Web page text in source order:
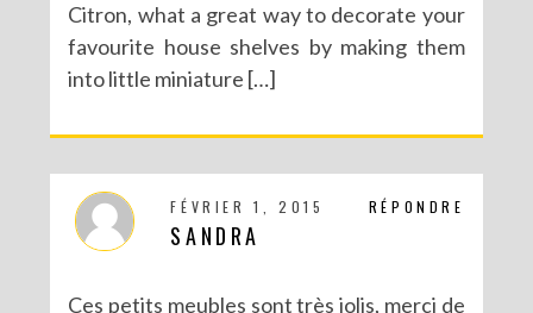
Citron, what a great way to decorate your
favourite house shelves by making them
into little miniature […]
RÉPONDRE
FÉVRIER 1, 2015
SANDRA
Ces petits meubles sont très jolis, merci de